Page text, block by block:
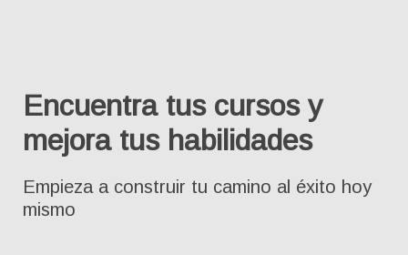
Encuentra tus cursos y
mejora tus habilidades
Empieza a construir tu camino al éxito hoy
mismo